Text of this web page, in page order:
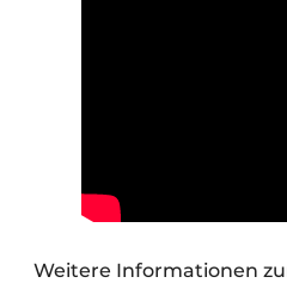
Weitere Informationen